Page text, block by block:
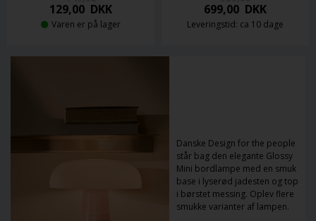
129,00 DKK
Varen er på lager
699,00 DKK
Leveringstid: ca 10 dage
Danske Design for the people
står bag den elegante Glossy
Mini bordlampe med en smuk
base i lyserød jadesten og top
i børstet messing. Oplev flere
smukke varianter af lampen.